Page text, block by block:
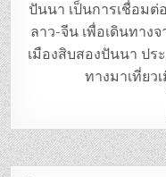
ปันนา เป็นการเชื่อมต่
ลาว-จีน เพื่อเดินทางจ
เมืองสิบสองปันนา ปร
ทางมาเที่ยว